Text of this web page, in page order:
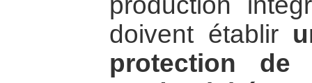
doivent établir
protection de